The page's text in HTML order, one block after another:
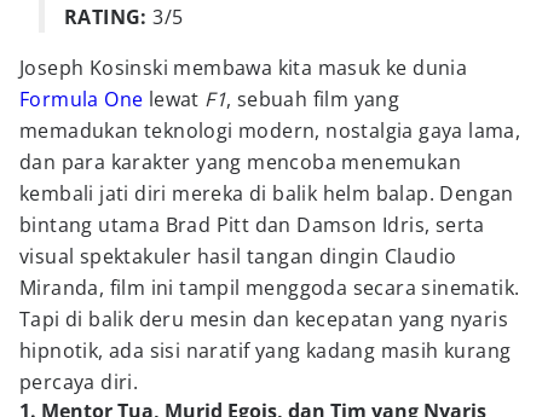
RATING: 3/5
Joseph Kosinski membawa kita masuk ke dunia
Formula One lewat F1, sebuah film yang
memadukan teknologi modern, nostalgia gaya lama,
dan para karakter yang mencoba menemukan
kembali jati diri mereka di balik helm balap. Dengan
bintang utama Brad Pitt dan Damson Idris, serta
visual spektakuler hasil tangan dingin Claudio
Miranda, film ini tampil menggoda secara sinematik.
Tapi di balik deru mesin dan kecepatan yang nyaris
hipnotik, ada sisi naratif yang kadang masih kurang
percaya diri.
1. Mentor Tua, Murid Egois, dan Tim yang Nyaris